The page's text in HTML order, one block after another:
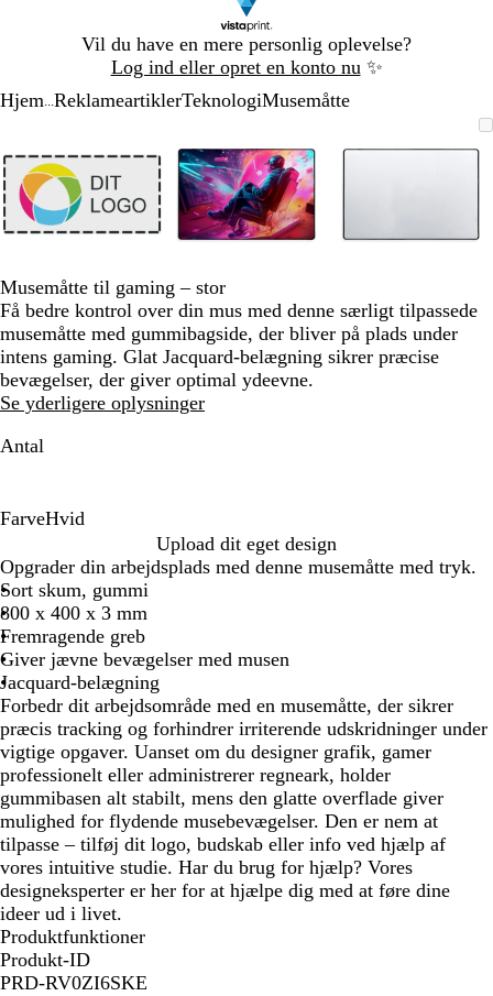
Vil du have en mere personlig oplevelse?
Log ind eller opret en konto nu ✨
1
Hjem ReklameartiklerTeknologiMusemåtte
udvide
og
minus
til
zoome
og
piletasterne
til
at
panorere
billede
til
minimum
for
at
udvide
tasterne
plus
og
minus
til
og
piletasterne
til
at
Zoombart
billede
til
for
tasterne
til
og
til
af
3
Musemåtte til gaming – stor
Få bedre kontrol over din mus med denne særligt tilpassede
musemåtte med gummibagside, der bliver på plads under
intens gaming. Glat Jacquard-belægning sikrer præcise
bevægelser, der giver optimal ydeevne.
Se yderligere oplysninger
Antal
FarveHvid
v
i
d
Upload dit eget design
Opgrader din arbejdsplads med denne musemåtte med tryk.
Sort skum, gummi
800 x 400 x 3 mm
Fremragende greb
Giver jævne bevægelser med musen
Jacquard-belægning
Forbedr dit arbejdsområde med en musemåtte, der sikrer
præcis tracking og forhindrer irriterende udskridninger under
vigtige opgaver. Uanset om du designer grafik, gamer
professionelt eller administrerer regneark, holder
gummibasen alt stabilt, mens den glatte overflade giver
mulighed for flydende musebevægelser. Den er nem at
tilpasse – tilføj dit logo, budskab eller info ved hjælp af
vores intuitive studie. Har du brug for hjælp? Vores
designeksperter er her for at hjælpe dig med at føre dine
ideer ud i livet.
Produktfunktioner
Produkt-ID
PRD-RV0ZI6SKE